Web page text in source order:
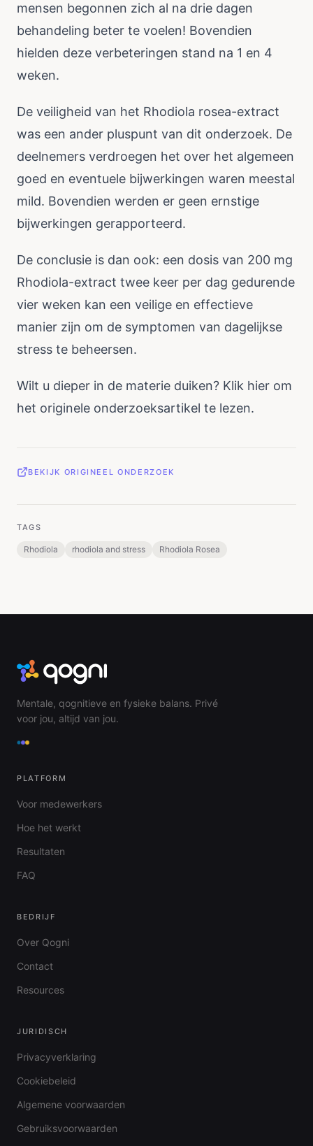
mensen begonnen zich al na drie dagen
behandeling beter te voelen! Bovendien
hielden deze verbeteringen stand na 1 en 4
weken.
De veiligheid van het Rhodiola rosea-extract
was een ander pluspunt van dit onderzoek. De
deelnemers verdroegen het over het algemeen
goed en eventuele bijwerkingen waren meestal
mild. Bovendien werden er geen ernstige
bijwerkingen gerapporteerd.
De conclusie is dan ook: een dosis van 200 mg
Rhodiola-extract twee keer per dag gedurende
vier weken kan een veilige en effectieve
manier zijn om de symptomen van dagelijkse
stress te beheersen.
Wilt u dieper in de materie duiken? Klik hier om
het originele onderzoeksartikel te lezen.
BEKIJK ORIGINEEL ONDERZOEK
TAGS
Rhodiola rhodiola and stress Rhodiola Rosea
Mentale, qognitieve en fysieke balans. Privé
voor jou, altijd van jou.
PLATFORM
Voor medewerkers
Hoe het werkt
Resultaten
FAQ
BEDRIJF
Over Qogni
Contact
Resources
JURIDISCH
Privacyverklaring
Cookiebeleid
Algemene voorwaarden
Gebruiksvoorwaarden